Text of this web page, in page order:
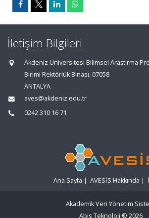
İletişim Bilgileri
Akdeniz Üniversitesi Bilimsel Araştırma
Birimi Rektörlük Binası, 07058
ANTALYA
aves@akdeniz.edu.tr
0242 310 16 71
Ana Sayfa | AVESİS Hakkında |
Akademik Veri Yönetim
Abis Teknoloji © 2026